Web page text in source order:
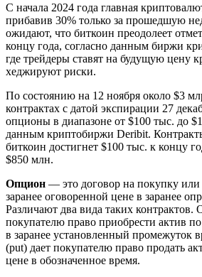
С начала 2024 года главная
прибавив 30% только за прошедшую
ожидают, что биткоин преодолеет
концу года, согласно данным биржи
где трейдеры ставят на будущую цену
хеджируют риски.
По состоянию на 12 ноября около $3
контрактах с датой экспирации 27
опционы в диапазоне от $100 тыс. до
данным криптобиржи Deribit.
биткоин достигнет $100 тыс. к концу
$850 млн.
Опцион — это договор на покупку
заранее оговоренной цене в заранее
Различают два вида таких контрактов.
покупателю право приобрести актив
в заранее установленный промежуток
(put) дает покупателю право продать
цене в обозначенное время.